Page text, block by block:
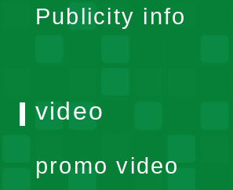
Publicity info
video
promo video